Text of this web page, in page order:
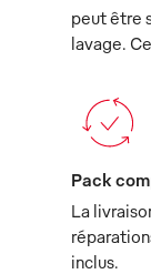
peut être
lavage.
Pack
La
inclus.